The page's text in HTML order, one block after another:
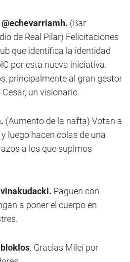
(Bar
de Real Pilar) Felicitaciones
que identifica la identidad
por esta nueva iniciativa.
principalmente al gran gestor
un visionario.
(Aumento de la nafta) Votan a
y luego hacen colas de una
a los que supimos
Paguen con
a poner el cuerpo en
. Gracias Milei por